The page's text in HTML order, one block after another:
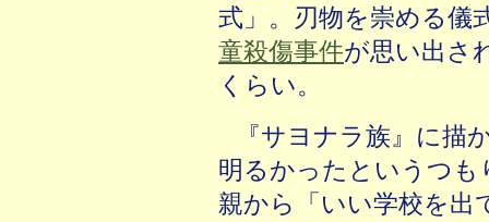
式」。刃物を崇める儀
童殺傷事件が思い出さ
くらい。
『サヨナラ族』に描
明るかったというつ
親から「いい学校を出